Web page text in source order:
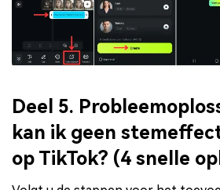
Deel 5.
kan ik geen
op TikTok? (4 snelle